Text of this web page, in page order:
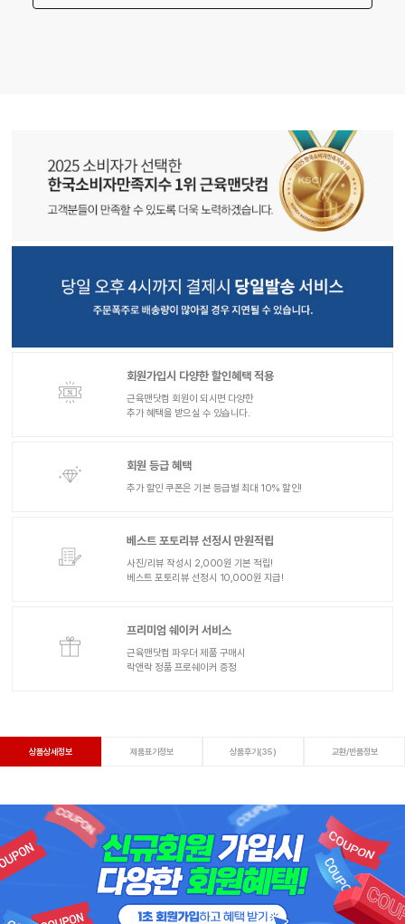
회원가입시 다양한 할인혜택 적용
근육맨닷컴 회원이 되시면 다양한
추가 혜택을 받으실 수 있습니다.
회원 등급 혜택
추가 할인 쿠폰은 기본 등급별 최대 10% 할인!
베스트 포토리뷰 선정시 만원적립
사진/리뷰 작성시 2,000원 기본 적립!
베스트 포토리뷰 선정시 10,000원 지급!
프리미엄 쉐이커 서비스
근육맨닷컴 파우더 제품 구매시
락앤락 정품 프로쉐이커 증정
상품상세정보 제품표기정보 상품후기(35) 교환/반품정보